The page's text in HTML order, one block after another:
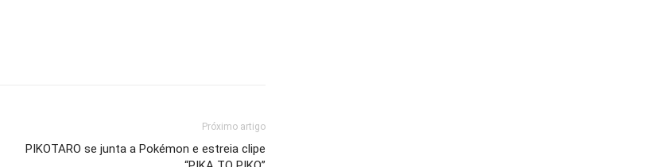
Próximo artigo
PIKOTARO se junta a Pokémon e estreia clipe